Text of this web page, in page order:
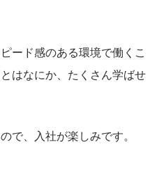
ード感のある環境で働くこ
はなにか、たくさん学ばせ
で、入社が楽しみです。